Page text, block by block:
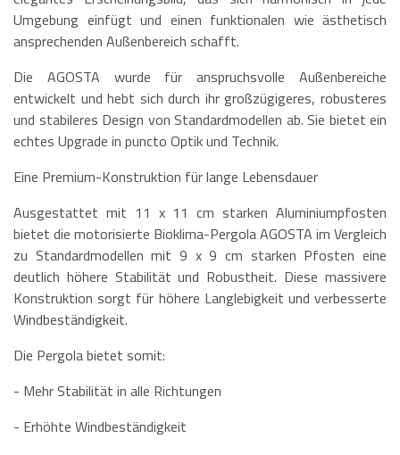
Umgebung einfügt und einen funktionalen wie ästhetisch
ansprechenden Außenbereich schafft.
Die AGOSTA wurde für anspruchsvolle Außenbereiche
entwickelt und hebt sich durch ihr großzügigeres, robusteres
und stabileres Design von Standardmodellen ab. Sie bietet ein
echtes Upgrade in puncto Optik und Technik.
Eine Premium-Konstruktion für lange Lebensdauer
Ausgestattet mit 11 x 11 cm starken Aluminiumpfosten
bietet die motorisierte Bioklima-Pergola AGOSTA im Vergleich
zu Standardmodellen mit 9 x 9 cm starken Pfosten eine
deutlich höhere Stabilität und Robustheit. Diese massivere
Konstruktion sorgt für höhere Langlebigkeit und verbesserte
Windbeständigkeit.
Die Pergola bietet somit:
- Mehr Stabilität in alle Richtungen
- Erhöhte Windbeständigkeit